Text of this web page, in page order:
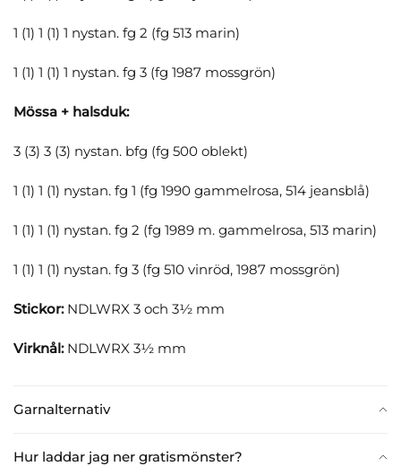
Garnalternativ
Hur laddar jag ner gratismönster?
1 (1) 1 (1) 1 nystan. fg 2 (fg 513 marin)
1 (1) 1 (1) 1 nystan. fg 3 (fg 1987 mossgrön)
Mössa + halsduk:
3 (3) 3 (3) nystan. bfg (fg 500 oblekt)
1 (1) 1 (1) nystan. fg 1 (fg 1990 gammelrosa, 514 jeansblå)
1 (1) 1 (1) nystan. fg 2 (fg 1989 m. gammelrosa, 513 marin)
1 (1) 1 (1) nystan. fg 3 (fg 510 vinröd, 1987 mossgrön)
Stickor:NDLWRX 3 och 3½ mm
Virknål:NDLWRX 3½ mm